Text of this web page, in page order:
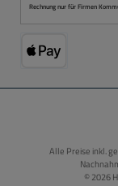
Rechnung nur für Firmen
Alle Preise inkl.
© 2026